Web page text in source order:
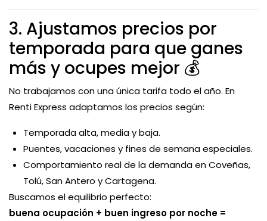
3. Ajustamos precios por
temporada para que ganes
más y ocupes mejor 💰
No trabajamos con una única tarifa todo el año. En
Renti Express adaptamos los precios según:
Temporada alta, media y baja.
Puentes, vacaciones y fines de semana especiales.
Comportamiento real de la demanda en Coveñas,
Tolú, San Antero y Cartagena.
Buscamos el equilibrio perfecto:
buena ocupación + buen ingreso por noche =